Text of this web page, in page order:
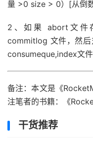
量 >0 size > 0）[从倒
2、如果 abort文件
commitlog 文件，然后
consumeque,index文件
备注：本文是《
注笔者的书籍：《
干货推荐